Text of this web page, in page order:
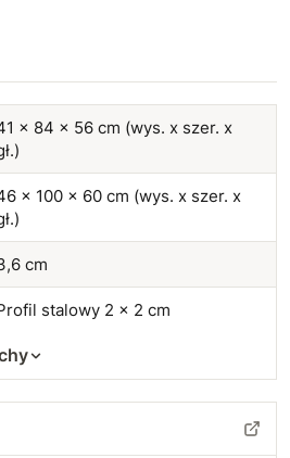
x 84 x 56 cm (wys. x szer. x
x 100 x 60 cm (wys. x szer. x
cm
stalowy 2 x 2 cm